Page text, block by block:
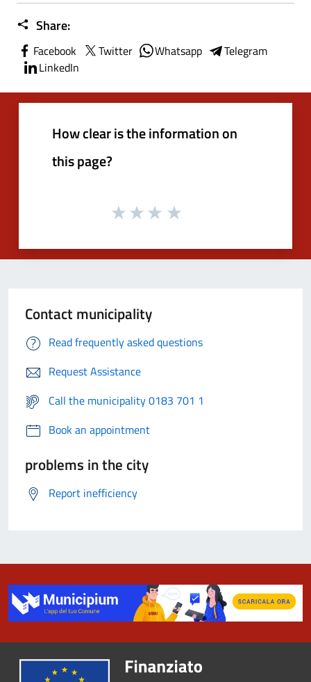
Share:
Facebook Twitter Whatsapp
Telegram
LinkedIn
How clear is the information on
this page?
Contact municipality
Read frequently asked questions
Request Assistance
Call the municipality 0183 701 1
Book an appointment
problems in the city
Report inefficiency